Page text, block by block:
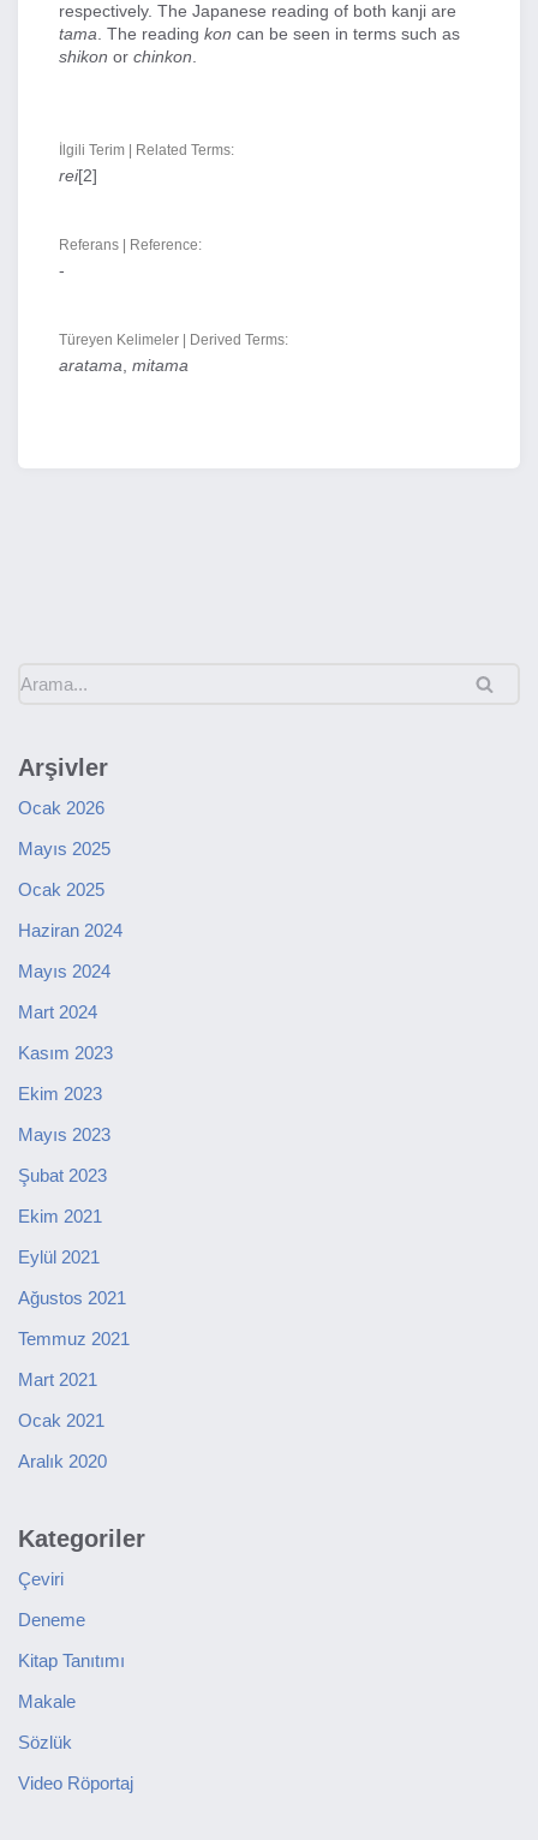
respectively. The Japanese reading of both kanji are
tama . The reading kon can be seen in terms such as
shikon or chinkon
İlgili Terim | Related Terms:
rei[2]
Referans | Reference:
-
Türeyen Kelimeler | Derived Terms:
aratama mitama
Arşivler
Ocak 2026
Mayıs 2025
Ocak 2025
Haziran 2024
Mayıs 2024
Mart 2024
Kasım 2023
Ekim 2023
Mayıs 2023
Şubat 2023
Ekim 2021
Eylül 2021
Ağustos 2021
Temmuz 2021
Mart 2021
Ocak 2021
Aralık 2020
Kategoriler
Çeviri
Deneme
Kitap Tanıtımı
Makale
Sözlük
Video Röportaj